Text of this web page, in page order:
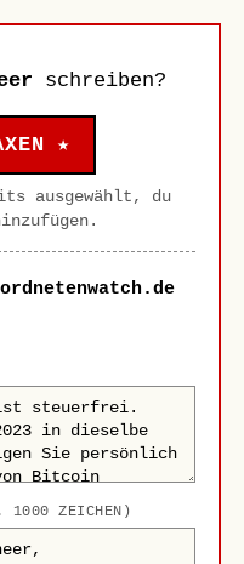
schreiben?
★
ausgewählt, du
1000 ZEICHEN)